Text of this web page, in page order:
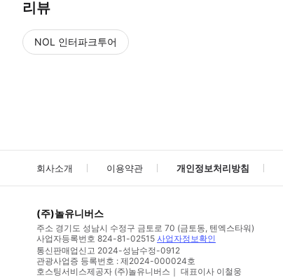
리뷰
NOL 인터파크투어
회사소개 이용약관 개인정보처리방침
(주)놀유니버스
주소 경기도 성남시 수정구 금토로 70 (금토동, 텐엑스타워)
사업자등록번호 824-81-02515 사업자정보확인
통신판매업신고 2024-성남수정-0912
관광사업증 등록번호 : 제2024-000024호
호스팅서비스제공자 (주)놀유니버스｜ 대표이사 이철웅